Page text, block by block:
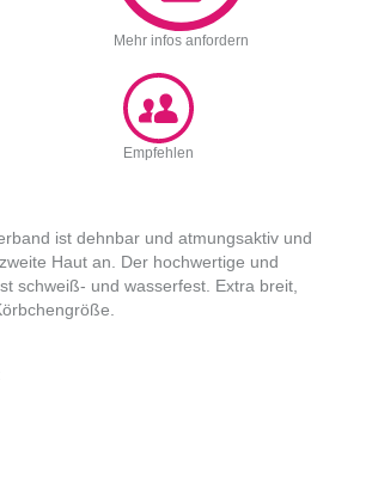
Mehr infos anfordern
Empfehlen
ist dehnbar und atmungsaktiv und
Haut an. Der hochwertige und
schweiß- und wasserfest. Extra breit,